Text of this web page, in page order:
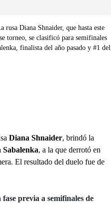
rusa Diana Shnaider, que hasta este
torneo, se clasificó para semifinales
finalista del año pasado y #1 del
Diana Shnaider, brindó la
, a la que derrotó en
El resultado del duelo fue de
previa a semifinales de